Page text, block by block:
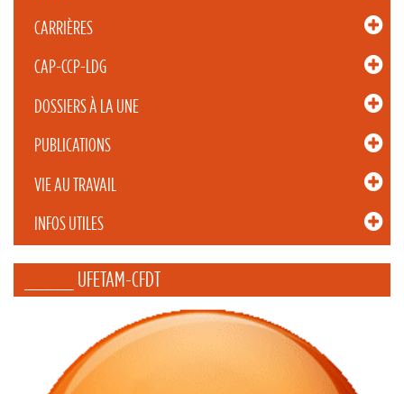
CARRIÈRES
CAP-CCP-LDG
DOSSIERS À LA UNE
PUBLICATIONS
VIE AU TRAVAIL
INFOS UTILES
_____ UFETAM-CFDT